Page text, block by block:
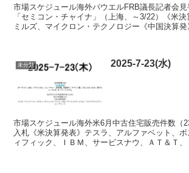
市場スケジュール海外パウエルFRB議長記者会
「セミコン・チャイナ」（上海、～3/22）《米決
ミルズ、マイクロン・テクノロジー《中国決算
未分類 2025-7-23(水)
市場スケジュール海外米6月中古住宅販売件数（
入札《米決算発表》テスラ、アルファベット、
ィフィック、ＩＢＭ、サービスナウ、ＡＴ＆Ｔ、